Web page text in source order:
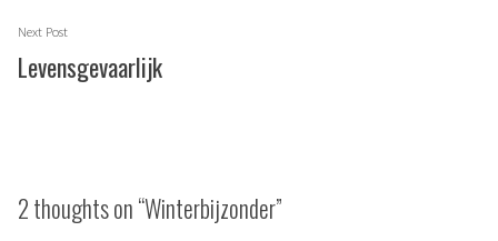
Next PostNext
Levensgevaarlijk
2 thoughts on “Winterbijzonder”